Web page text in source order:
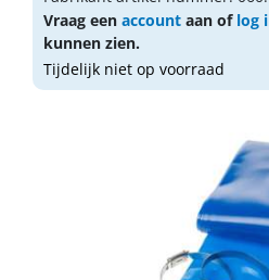
Vraag een account aan of log
kunnen zien.
Tijdelijk niet op voorraad